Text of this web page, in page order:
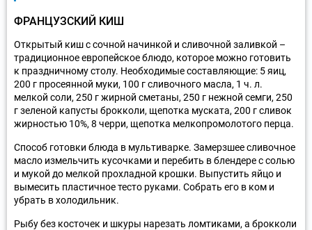
ФРАНЦУЗСКИЙ КИШ
Открытый киш с сочной начинкой и сливочной заливкой –
традиционное европейское блюдо, которое можно готовить
к праздничному столу. Необходимые составляющие: 5 яиц,
200 г просеянной муки, 100 г сливочного масла, 1 ч. л.
мелкой соли, 250 г жирной сметаны, 250 г нежной семги, 250
г зеленой капусты брокколи, щепотка муската, 200 г сливок
жирностью 10%, 8 черри, щепотка мелкопромолотого перца.
Способ готовки блюда в мультиварке. Замерзшее сливочное
масло измельчить кусочками и перебить в блендере с солью
и мукой до мелкой прохладной крошки. Выпустить яйцо и
вымесить пластичное тесто руками. Собрать его в ком и
убрать в холодильник.
Рыбу без косточек и шкуры нарезать ломтиками, а брокколи